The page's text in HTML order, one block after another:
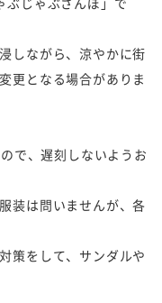
しながら、涼やかに街
更となる場合がありま
で、遅刻しないようお
装は問いませんが、各
策をして、サンダルや